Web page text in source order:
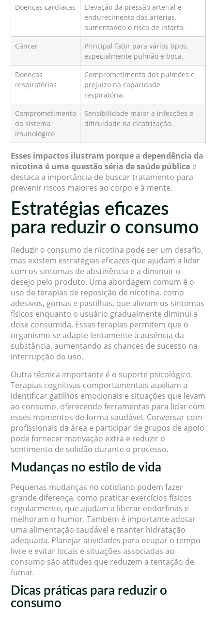
Doenças cardíacas
Elevação da pressão arterial e
endurecimento das artérias,
aumentando o risco de infarto.
Câncer
Principal fator para vários tipos,
especialmente pulmão e boca.
Doenças
respiratórias
Comprometimento dos pulmões e
prejuízo na capacidade
respiratória.
Comprometimento
do sistema
imunológico
Sensibilidade maior a infecções e
dificuldade na cicatrização.
Esses impactos ilustram porque a dependência da
nicotina é uma questão séria de saúde pública e
destaca a importância de buscar tratamento para
prevenir riscos maiores ao corpo e à mente.
Estratégias eficazes
para reduzir o consumo
Reduzir o consumo de nicotina pode ser um desafio,
mas existem estratégias eficazes que ajudam a lidar
com os sintomas de abstinência e a diminuir o
desejo pelo produto. Uma abordagem comum é o
uso de terapias de reposição de nicotina, como
adesivos, gomas e pastilhas, que aliviam os sintomas
físicos enquanto o usuário gradualmente diminui a
dose consumida. Essas terapias permitem que o
organismo se adapte lentamente à ausência da
substância, aumentando as chances de sucesso na
interrupção do uso.
Outra técnica importante é o suporte psicológico.
Terapias cognitivas comportamentais auxiliam a
identificar gatilhos emocionais e situações que levam
ao consumo, oferecendo ferramentas para lidar com
esses momentos de forma saudável. Conversar com
profissionais da área e participar de grupos de apoio
pode fornecer motivação extra e reduzir o
sentimento de solidão durante o processo.
Mudanças no estilo de vida
Pequenas mudanças no cotidiano podem fazer
grande diferença, como praticar exercícios físicos
regularmente, que ajudam a liberar endorfinas e
melhoram o humor. Também é importante adotar
uma alimentação saudável e manter hidratação
adequada. Planejar atividades para ocupar o tempo
livre e evitar locais e situações associadas ao
consumo são atitudes que reduzem a tentação de
fumar.
Dicas práticas para reduzir o
consumo